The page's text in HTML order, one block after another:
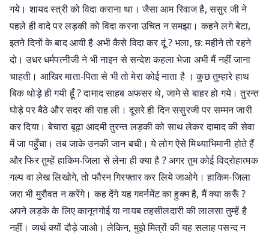
गये। शायद स्त्री को विदा कराना था। जैसा आम रिवाज है, ससुर जी ने
पहले ही वादे पर लड़की को विदा करना उचित न समझा। कहने लगे बेटा,
इतने दिनों के बाद आयी है अभी कैसे विदा कर दूं ? भला, छ: महीने तो रहने
दो। उधर धर्मपत्नीजी ने भी नाइन से सन्देश कहला भेजा अभी मैं नहीं जाना
चाहती। आखिर माता-पिता से भी तो मेरा कोई नाता है । कुछ तुम्हारे हाथ
बिक थोड़े ही गयी हूँ ? दामाद साहब अफसर थे, जामे से बाहर हो गये। तुरन्त
घोड़े पर बैठे और सदर की राह ली। दूसरे ही दिन ससुरजी पर सम्मन जारी
कर दिया। बेचारा बूढ़ा आदमी तुरन्त लड़की को साथ लेकर दामाद की सेवा
में जा पहुँचा। तब जाके उनकी जान बची। ये लोग ऐसे मिथ्याभिमानी होते हैं
और फिर तुम्हें हाकिम-जिला से लेना ही क्या है ? अगर तुम कोई विद्रोहात्मक
गल्प वा लेख लिखोगे, तो फौरन गिरफ्तार कर लिये जाओगे। हाकिम-जिला
जरा भी मुरौवत न करेंगे। कह देंगे यह गवर्नमेंट का हुक्म है, मैं क्या करूँ ?
अपने लड़के के लिए कानूनगोई या नायब तहसीलदारी की लालसा तुम्हें है
नहीं। व्यर्थ क्यों दौड़े जाओ। लेकिन, मुझे मित्रों की यह सलाह पसन्द न